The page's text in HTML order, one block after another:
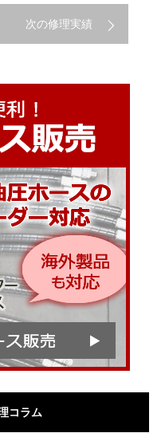
次の修理実績
コラム